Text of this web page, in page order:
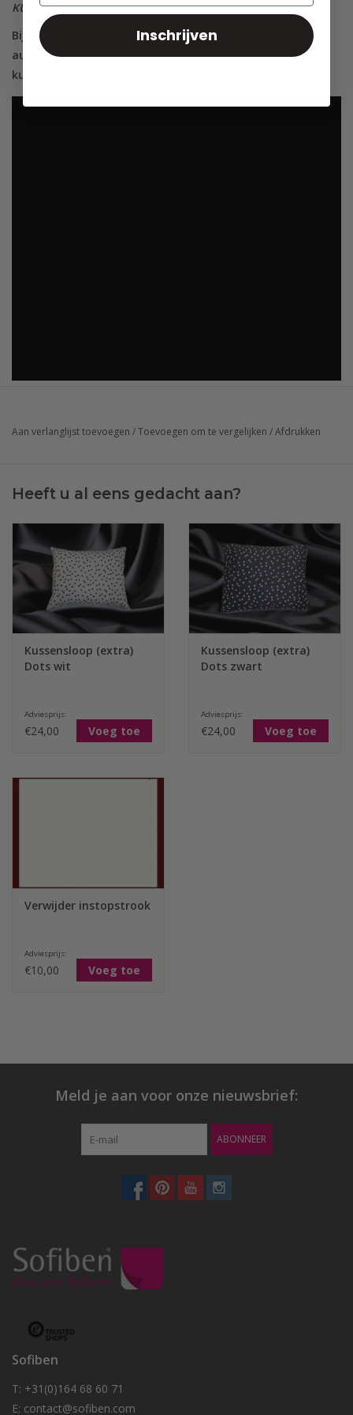
KUSSENSLOPEN.
Bij de aankoop van 2 extra kussenslopen ontvangt u
automatisch een korting van 20% op het tweede
kussensloop.
Aan verlanglijst toevoegen /Toevoegen om te vergelijken /Afdrukken
Heeft u al eens gedacht aan?
Kussensloop (extra)
Dots wit
Adviesprijs:
€24,00 Voeg toe
Kussensloop (extra)
Dots zwart
Adviesprijs:
€24,00 Voeg toe
Verwijder instopstrook
Adviesprijs:
€10,00 Voeg toe
Meld je aan voor onze nieuwsbrief:
ABONNEER
Sofiben
T: +31(0)164 68 60 71
E: contact@sofiben.com
Inschrijven